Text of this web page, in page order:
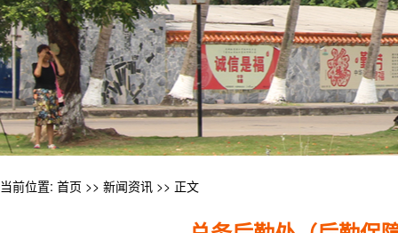
当前位置: 首页 >> 新闻资讯 >> 正文